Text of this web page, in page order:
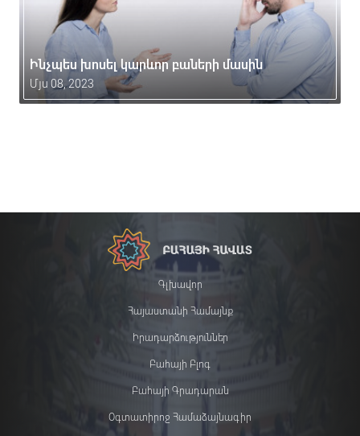
Ինչպես խոսել կարևոր բաների մասին
Մյս 08, 2023
Գլխավոր
Հայաստանի Համայնք
Իրադարձություններ
Բահայի Բլոգ
Բահայի Գրադարան
Օգտատիրոջ Համաձայնագիր